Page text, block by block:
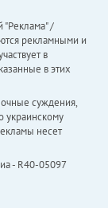
"Реклама" /
рекламными и
в
в этих
суждения,
украинскому
несет
- R40-05097